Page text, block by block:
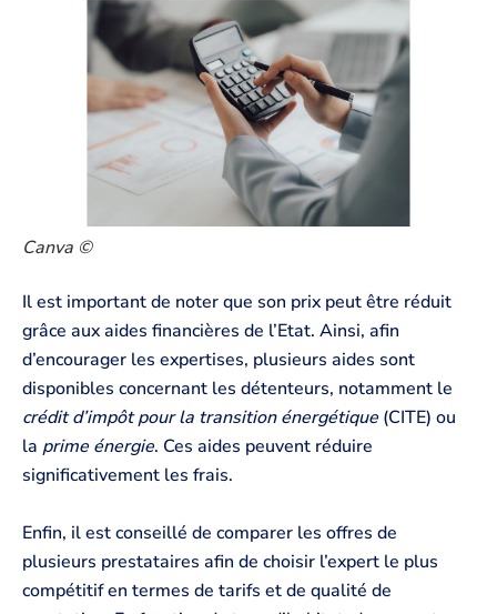
Canva ©
Il est important de noter que son prix peut être réduit
grâce aux aides financières de l’Etat. Ainsi, afin
d’encourager les expertises, plusieurs aides sont
disponibles concernant les détenteurs, notamment le
crédit d’impôt pour la transition énergétique (CITE) ou
la prime énergie. Ces aides peuvent réduire
significativement les frais.
Enfin, il est conseillé de comparer les offres de
plusieurs prestataires afin de choisir l’expert le plus
compétitif en termes de tarifs et de qualité de